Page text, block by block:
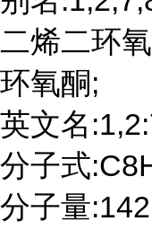
二烯二环
环氧酮;
英文名
分子式
分子量